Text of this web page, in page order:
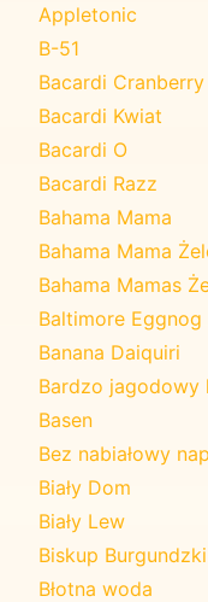
Appletonic
B-51
Bacardi
Bacardi Kwiat
Bacardi O
Bacardi Razz
Bahama Mama
Bahama Mama
Bahama Mamas
Baltimore Eggnog
Banana Daiquiri
Bardzo
Basen
Bez nabiałowy
Biały Dom
Biały Lew
Biskup Burgundzki
Błotna woda